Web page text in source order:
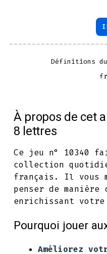
Définitions
À propos de cet
8 lettres
Ce jeu n° 10340
collection
français. Il vous
penser de
enrichissant votre
Pourquoi jouer
Améliorez